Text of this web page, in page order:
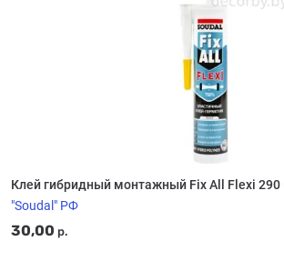
Клей гибридный монтажный Fix All Flexi
"Soudal" РФ
30,00 р.